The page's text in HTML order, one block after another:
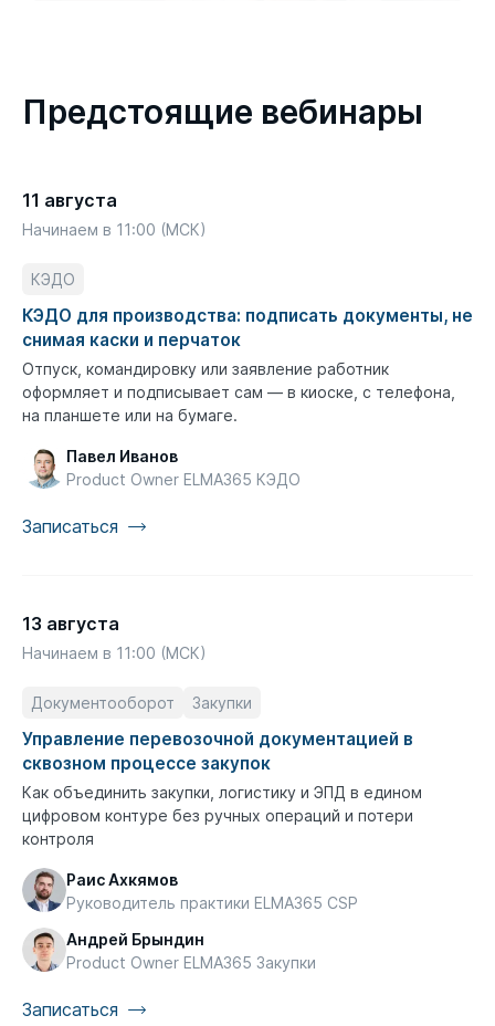
Предстоящие вебинары
11 августа
Начинаем в 11:00 (МСК)
КЭДО
КЭДО для производства: подписать документы, не
снимая каски и перчаток
Отпуск, командировку или заявление работник
оформляет и подписывает сам — в киоске, с телефона,
на планшете или на бумаге.
Павел Иванов
Product Owner ELMA365 КЭДО
Записаться
13 августа
Начинаем в 11:00 (МСК)
Документооборот Закупки
Управление перевозочной документацией в
сквозном процессе закупок
Как объединить закупки, логистику и ЭПД в едином
цифровом контуре без ручных операций и потери
контроля
Раис Ахкямов
Руководитель практики ELMA365 CSP
Андрей Брындин
Product Owner ELMA365 Закупки
Записаться